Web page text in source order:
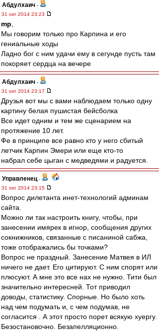
Абдулхаич -
31 окт 2014 23:23
mp
Мы говорим только про Карпина и его
гениальные ходы
Ладно бог с ним удачи ему в сегунде пусть там
покоряет сердца на вечере
Абдулхаич -
31 окт 2014 23:17
Друзья вот мы с вами наблюдаем только одну
картину белая пушистая бейсболка
Все идет одним и тем же сценарием на
протяжение 10 лет.
Фе в принципе все равно кто у него сбитый
летчик Карпин Эмери или еще кто-то
набрал себе цыган с медведями и радуется.
Управленец -
31 окт 2014 23:15
Вопрос дилетанта инет-технологий админам
сайта.
Можно ли так настроить книгу, чтобы, при
занесении имярек в игнор, сообщения других
сокнижников, связанные с писаниной сабжа,
тоже отображались бы точками?
Вопрос не праздный. Занесение Матвея в ИЛ
ничего не дает. Его цитируют. С ним спорят или
плюсуют. А мне это все нах не нужно. Тити был
значительно интересней. Тот приводил
доводы, статистику. Спорные. Но было хоть
над чем подумать и, с чем подумав, не
согласится . А этот просто порет всякую хуергу.
Безостановочно. Безапелляционно.